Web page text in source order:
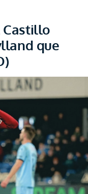
Castillo
que